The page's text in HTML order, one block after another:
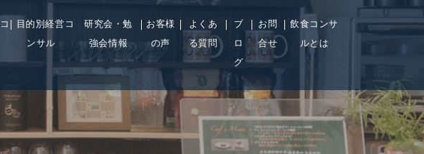
目的別経営コ
ンサル
研究会・勉
強会情報
お客様
の声
よくあ
る質問
ブ
ロ
グ
お問
合せ
飲食コンサ
ルとは